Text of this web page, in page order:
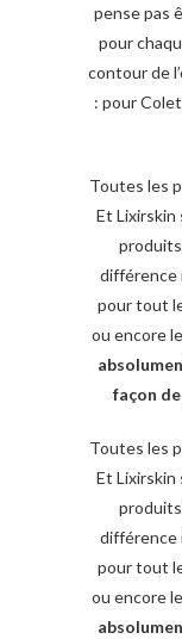
pense pas
pour
contour de
: pour
Toutes les
Et
différence
pour tout
ou encore
façon
Toutes les
Et
différence
pour tout
ou encore